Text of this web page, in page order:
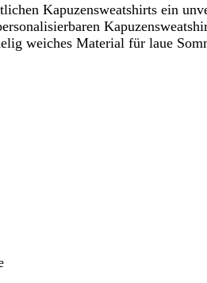
Kapuzensweatshirts ein
weiches Material für laue